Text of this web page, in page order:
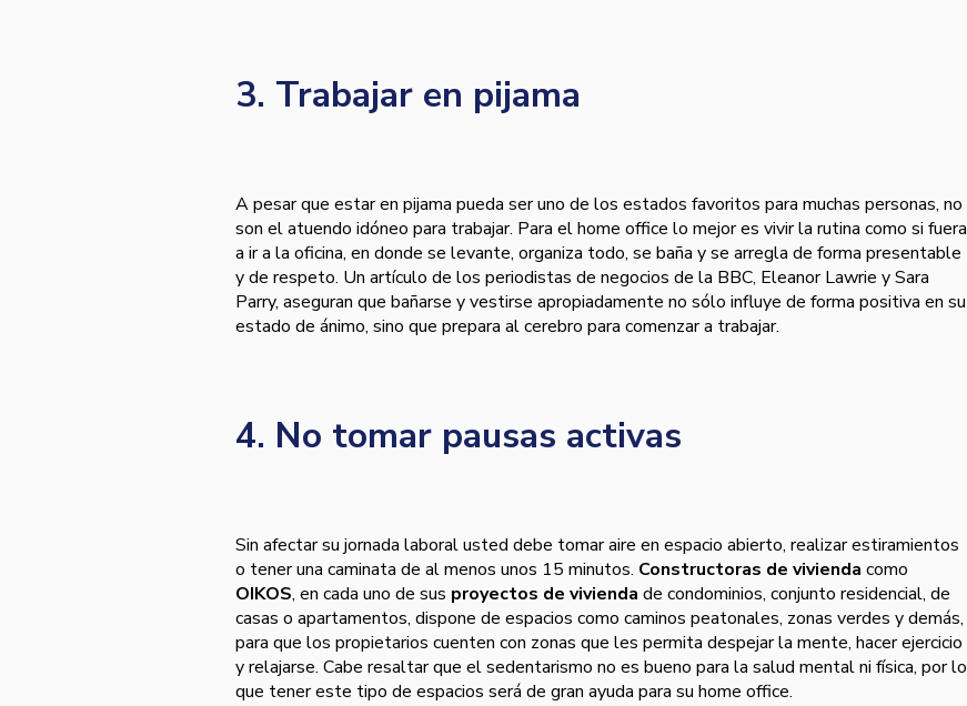
3. Trabajar en pijama
A pesar que estar en pijama pueda ser uno de los estados favoritos para muchas personas, no
son el atuendo idóneo para trabajar. Para el home office lo mejor es vivir la rutina como si fuera
a ir a la oficina, en donde se levante, organiza todo, se baña y se arregla de forma presentable
y de respeto. Un artículo de los periodistas de negocios de la BBC, Eleanor Lawrie y Sara
Parry, aseguran que bañarse y vestirse apropiadamente no sólo influye de forma positiva en su
estado de ánimo, sino que prepara al cerebro para comenzar a trabajar.
4. No tomar pausas activas
Sin afectar su jornada laboral usted debe tomar aire en espacio abierto, realizar estiramientos
o tener una caminata de al menos unos 15 minutos. Constructoras de vivienda como
OIKOS, en cada uno de sus proyectos de vivienda de condominios, conjunto residencial, de
casas o apartamentos, dispone de espacios como caminos peatonales, zonas verdes y demás,
para que los propietarios cuenten con zonas que les permita despejar la mente, hacer ejercicio
y relajarse. Cabe resaltar que el sedentarismo no es bueno para la salud mental ni física, por lo
que tener este tipo de espacios será de gran ayuda para su home office.